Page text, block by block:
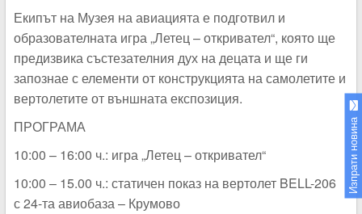
Екипът на Музея на авиацията е подготвил и
образователната игра „Летец – откривател“, която ще
предизвика състезателния дух на децата и ще ги
запознае с елементи от конструкцията на самолетите и
вертолетите от външната експозиция.
ПРОГРАМА
10:00 – 16:00 ч.: игра „Летец – откривател“
10:00 – 15.00 ч.: статичен показ на вертолет BELL-206
с 24-та авиобаза – Крумово
Изпрати новина